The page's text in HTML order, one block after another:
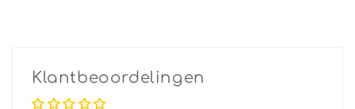
Klantbeoordelingen